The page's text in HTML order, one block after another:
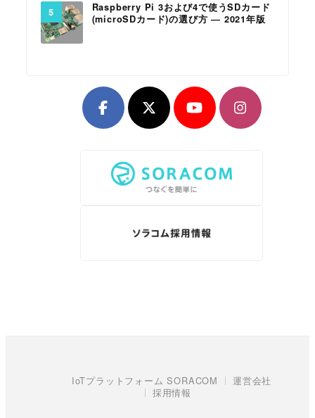
Raspberry Pi 3および4で使うSDカード
(microSDカード)の選び方 ― 2021年版
IoTプラットフォーム SORACOM
運営会社
採用情報